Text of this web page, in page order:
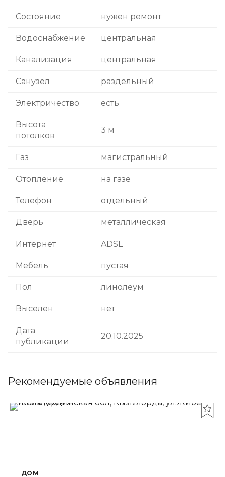
Состояние нужен ремонт
Водоснабжение центральная
Канализация центральная
Санузел раздельный
Электричество есть
Высота
потолков
3 м
Газ магистральный
Отопление на газе
Телефон отдельный
Дверь металлическая
Интернет ADSL
Мебель пустая
Пол линолеум
Выселен нет
Дата
публикации
20.10.2025
Рекомендуемые объявления
ДОМ